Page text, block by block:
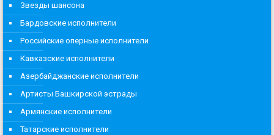
Звезды шансона
Бардовские исполнители
Российские оперные исполнители
Кавказские исполнители
Азербайджанские исполнители
Артисты Башкирской эстрады
Армянские исполнители
Татарские исполнители